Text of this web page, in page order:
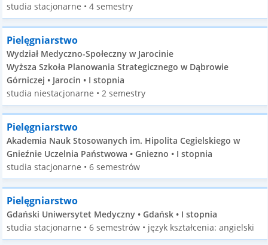
studia stacjonarne • 4 semestry
Pielęgniarstwo
Wydział Medyczno-Społeczny w Jarocinie
Wyższa Szkoła Planowania Strategicznego w Dąbrowie
Górniczej • Jarocin • I stopnia
studia niestacjonarne • 2 semestry
Pielęgniarstwo
Akademia Nauk Stosowanych im. Hipolita Cegielskiego w
Gnieźnie Uczelnia Państwowa • Gniezno • I stopnia
studia stacjonarne • 6 semestrów
Pielęgniarstwo
Gdański Uniwersytet Medyczny • Gdańsk • I stopnia
studia stacjonarne • 6 semestrów • język kształcenia: angielski